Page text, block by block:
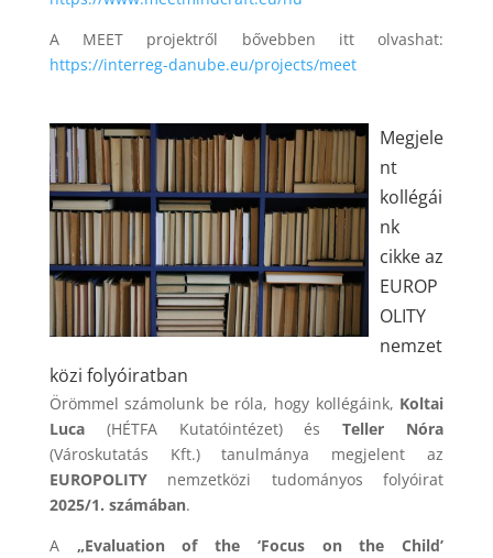
A MEET projektről bővebben itt olvashat:
https://interreg-danube.eu/projects/meet
Megjele
nt
kollégái
nk
cikke az
EUROP
OLITY
nemzet
közi folyóiratban
Örömmel számolunk be róla, hogy kollégáink, Koltai
Luca(HÉTFA Kutatóintézet) ésTeller Nóra
(Városkutatás Kft.) tanulmánya megjelent az
EUROPOLITYnemzetközi tudományos folyóirat
2025/1. számában.
A „Evaluation of the ‘Focus on the Child’